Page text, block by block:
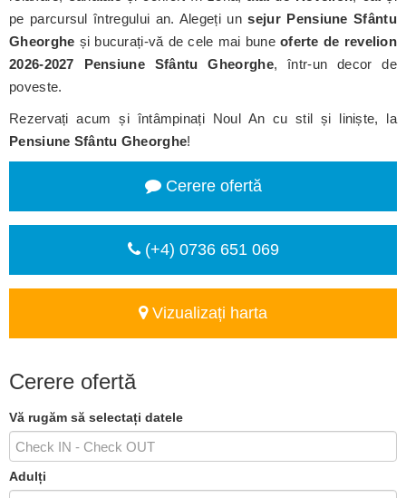
pe parcursul întregului an. Alegeți unsejur Pensiune Sfântu
Gheorghe și bucurați-vă de cele mai bune oferte de revelion
2026-2027 Pensiune Sfântu Gheorghe, într-un decor de
poveste.
Rezervați acum și întâmpinați Noul An cu stil și liniște, la
Pensiune Sfântu Gheorghe!
Cerere ofertă
(+4) 0736 651 069
Vizualizați harta
Cerere ofertă
Vă rugăm să selectați datele
Adulți